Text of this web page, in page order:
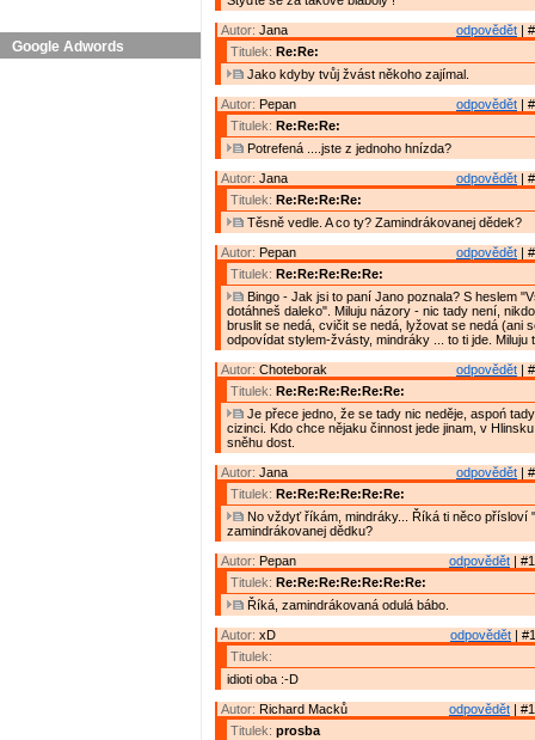
Google Adwords
odpovědět |
Autor: Jana
Titulek: Re:Re:
Jako kdyby tvůj žvást někoho zajímal.
odpovědět |
Autor: Pepan
Titulek: Re:Re:Re:
Potrefená ....jste z jednoho hnízda?
odpovědět |
Autor: Jana
Titulek: Re:Re:Re:Re:
Těsně vedle. A co ty? Zamindrákovanej dědek?
odpovědět |
Autor: Pepan
Titulek: Re:Re:Re:Re:Re:
Bingo - Jak jsi to paní Jano poznala? S heslem
dotáhneš daleko". Miluju názory - nic tady není,
bruslit se nedá, cvičit se nedá, lyžovat se nedá (ani
odpovídat stylem-žvásty, mindráky ... to ti jde. Miluju
odpovědět |
Autor: Choteborak
Titulek: Re:Re:Re:Re:Re:Re:
Je přece jedno, že se tady nic neděje, aspoń
cizinci. Kdo chce nějaku činnost jede jinam, v
sněhu dost.
odpovědět |
Autor: Jana
Titulek: Re:Re:Re:Re:Re:Re:
No vždyť říkám, mindráky... Říká ti něco přísloví
zamindrákovanej dědku?
odpovědět |
Autor: Pepan
Titulek: Re:Re:Re:Re:Re:Re:Re:
Říká, zamindrákovaná odulá bábo.
odpovědět |
Autor: xD
Titulek:
idioti oba :-D
odpovědět |
Autor: Richard Macků
Titulek: prosba